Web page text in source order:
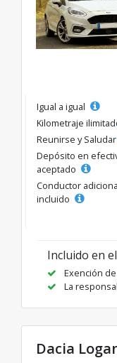
Igual a igual
Kilometraje
Reunirse y Saludar
Depósito en
aceptado
Conductor
incluido
Incluido en
Exención
La
Dacia